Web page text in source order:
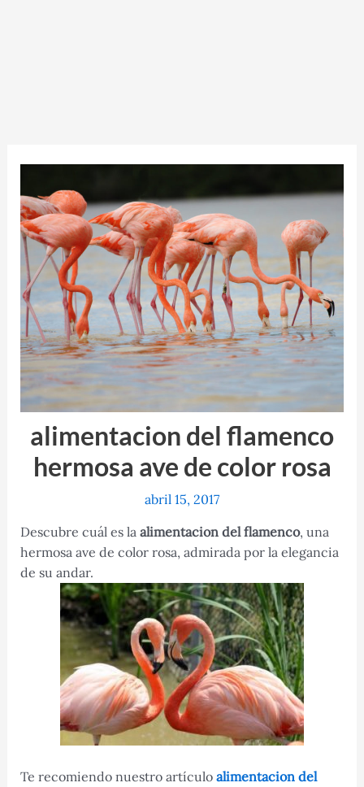
alimentacion del flamenco
hermosa ave de color rosa
abril 15, 2017
Descubre cuál es la alimentacion del flamenco, una
hermosa ave de color rosa, admirada por la elegancia
de su andar.
Te recomiendo nuestro artículo alimentacion del